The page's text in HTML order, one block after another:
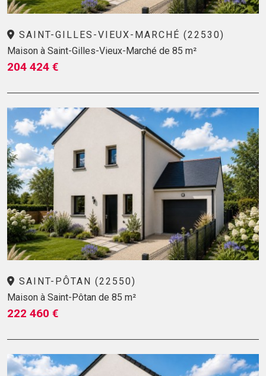
SAINT-GILLES-VIEUX-MARCHÉ (22530)
Maison à Saint-Gilles-Vieux-Marché de 85 m²
204 424 €
SAINT-PÔTAN (22550)
Maison à Saint-Pôtan de 85 m²
222 460 €